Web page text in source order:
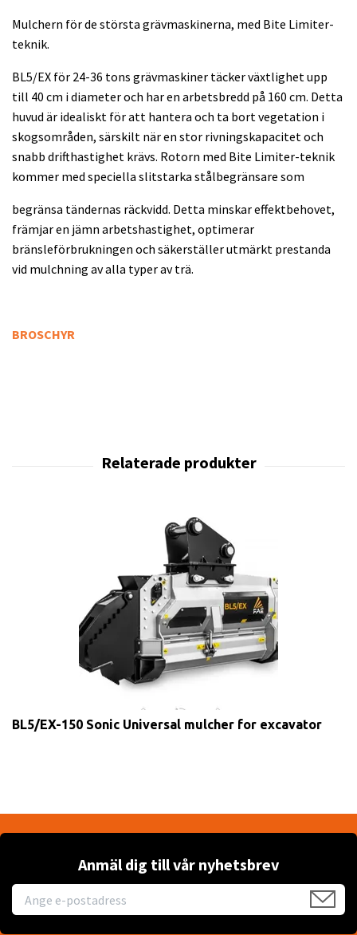
Mulchern för de största grävmaskinerna, med Bite Limiter-
teknik.
BL5/EX för 24-36 tons grävmaskiner täcker växtlighet upp
till 40 cm i diameter och har en arbetsbredd på 160 cm. Detta
huvud är idealiskt för att hantera och ta bort vegetation i
skogsområden, särskilt när en stor rivningskapacitet och
snabb drifthastighet krävs. Rotorn med Bite Limiter-teknik
kommer med speciella slitstarka stålbegränsare som
begränsa tändernas räckvidd. Detta minskar effektbehovet,
främjar en jämn arbetshastighet, optimerar
bränsleförbrukningen och säkerställer utmärkt prestanda
vid mulchning av alla typer av trä.
BROSCHYR
BL5/EX-150 Sonic Universal mulcher for excavator
Anmäl dig till vår nyhetsbrev